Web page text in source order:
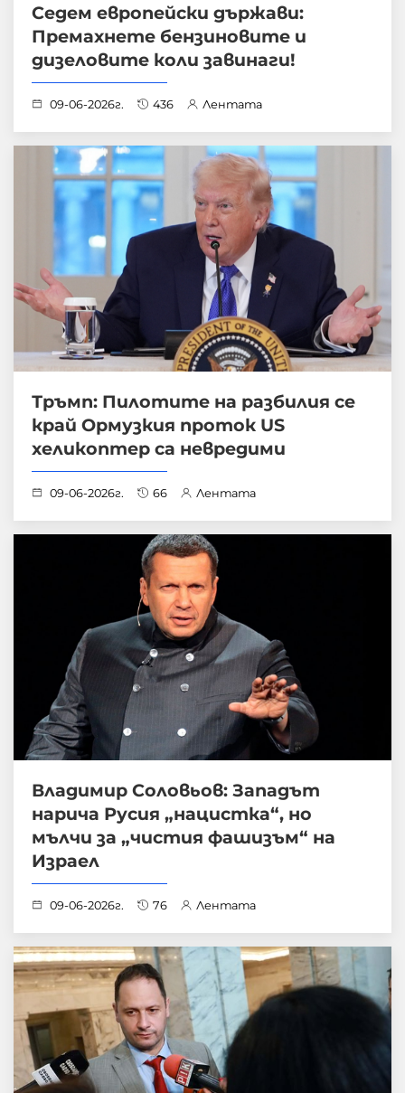
Седем европейски държави:
Премахнете бензиновите и
дизеловите коли завинаги!
09-06-2026г. 436 Лентата
Тръмп: Пилотите на разбилия се
край Ормузкия проток US
хеликоптер са невредими
09-06-2026г. 66 Лентата
Владимир Соловьов: Западът
нарича Русия „нацистка“, но
мълчи за „чистия фашизъм“ на
Израел
09-06-2026г. 76 Лентата